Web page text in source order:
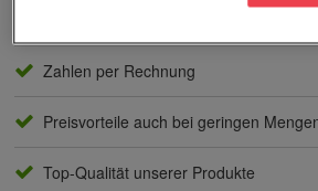
Zahlen per Rechnung
Preisvorteile auch bei geringen
Top-Qualität unserer Produkte